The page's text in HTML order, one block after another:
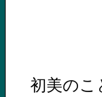
初美のこ